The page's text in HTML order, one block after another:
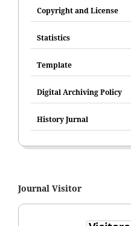
Copyright and License
Statistics
Template
Digital Archiving Policy
History Jurnal
Journal Visitor